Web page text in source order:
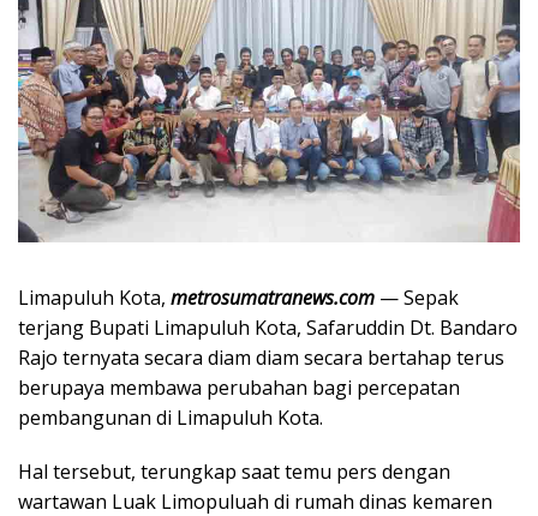
Limapuluh Kota, metrosumatranews.com — Sepak
terjang Bupati Limapuluh Kota, Safaruddin Dt. Bandaro
Rajo ternyata secara diam diam secara bertahap terus
berupaya membawa perubahan bagi percepatan
pembangunan di Limapuluh Kota.
Hal tersebut, terungkap saat temu pers dengan
wartawan Luak Limopuluah di rumah dinas kemaren